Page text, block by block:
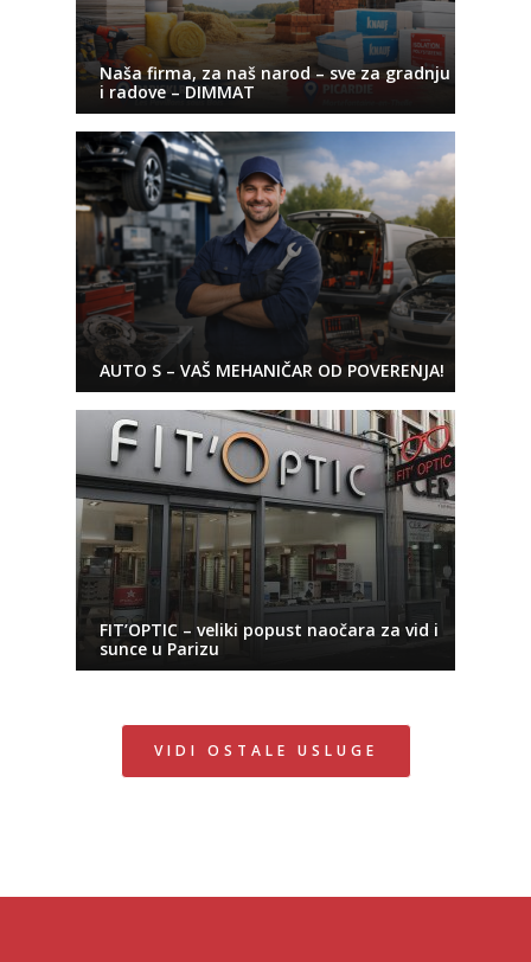
Naša firma, za naš narod – sve za gradnju
i radove – DIMMAT
AUTO S – VAŠ MEHANIČAR OD POVERENJA!
FIT’OPTIC – veliki popust naočara za vid i
sunce u Parizu
VIDI OSTALE USLUGE